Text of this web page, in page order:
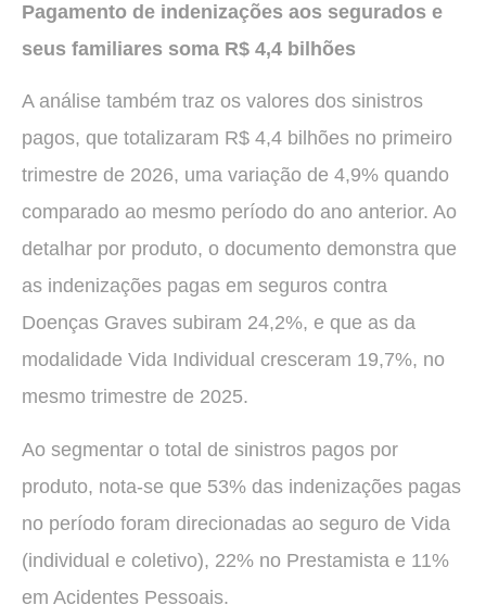
Pagamento de indenizações aos segurados e
seus familiares soma R$ 4,4 bilhões
A análise também traz os valores dos sinistros
pagos, que totalizaram R$ 4,4 bilhões no primeiro
trimestre de 2026, uma variação de 4,9% quando
comparado ao mesmo período do ano anterior. Ao
detalhar por produto, o documento demonstra que
as indenizações pagas em seguros contra
Doenças Graves subiram 24,2%, e que as da
modalidade Vida Individual cresceram 19,7%, no
mesmo trimestre de 2025.
Ao segmentar o total de sinistros pagos por
produto, nota-se que 53% das indenizações pagas
no período foram direcionadas ao seguro de Vida
(individual e coletivo), 22% no Prestamista e 11%
em Acidentes Pessoais.